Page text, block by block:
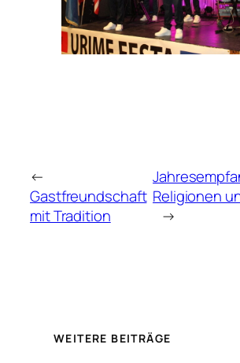
←
Gastfreundschaft
mit Tradition
Religionen
→
WEITERE BEITRÄGE